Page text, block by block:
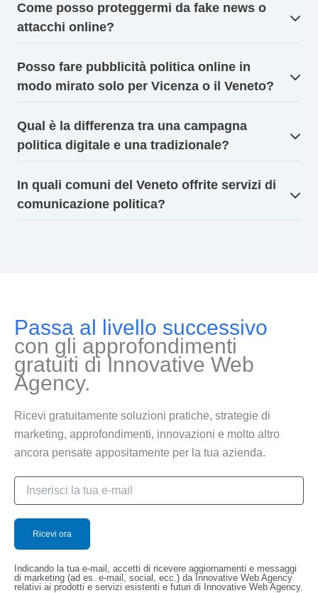
Come posso proteggermi da fake news o
attacchi online?
Posso fare pubblicità politica online in
modo mirato solo per Vicenza o il Veneto?
Qual è la differenza tra una campagna
politica digitale e una tradizionale?
In quali comuni del Veneto offrite servizi di
comunicazione politica?
Passa al livello successivo
con gli approfondimenti
gratuiti di Innovative Web
Agency.
Ricevi gratuitamente soluzioni pratiche, strategie di
marketing, approfondimenti, innovazioni e molto altro
ancora pensate appositamente per la tua azienda.
Indicando la tua e-mail, accetti di ricevere aggiornamenti e messaggi
di marketing (ad es. e-mail, social, ecc.) da Innovative Web Agency
relativi ai prodotti e servizi esistenti e futuri di Innovative Web Agency.